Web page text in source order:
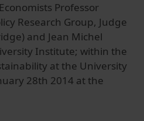
Professor
Research Group, Judge
and Jean Michel
Institute; within the
at the University
28th 2014 at the